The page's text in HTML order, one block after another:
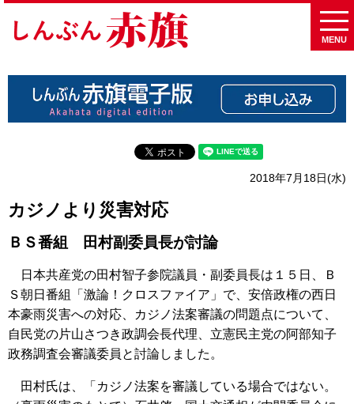
MENU
2018年7月18日(水)
カジノより災害対応
ＢＳ番組 田村副委員長が討論
日本共産党の田村智子参院議員・副委員長は１５日、Ｂ
Ｓ朝日番組「激論！クロスファイア」で、安倍政権の西日
本豪雨災害への対応、カジノ法案審議の問題点について、
自民党の片山さつき政調会長代理、立憲民主党の阿部知子
政務調査会審議委員と討論しました。
田村氏は、「カジノ法案を審議している場合ではない。